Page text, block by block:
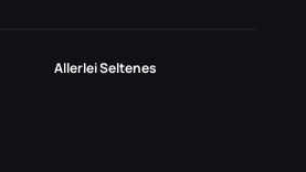
Allerlei Seltenes